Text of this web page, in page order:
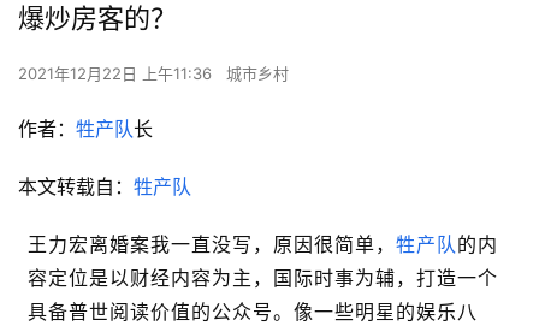
爆炒房客的？
2021年12月22日 上午11:36 城市乡村
作者： 牲产队长
本文转载自： 牲产队
王力宏离婚案我一直没写，原因很简单， 牲产队的内
容定位是以财经内容为主，国际时事为辅，打造一个
具备普世阅读价值的公众号。像一些明星的娱乐八